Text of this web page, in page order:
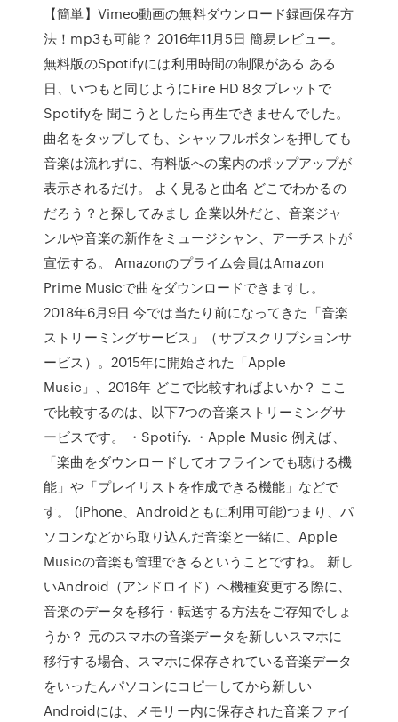
【簡単】Vimeo動画の無料ダウンロード録画保存方
法！mp3も可能？ 2016年11月5日 簡易レビュー。
無料版のSpotifyには利用時間の制限がある ある
日、いつもと同じようにFire HD 8タブレットで
Spotifyを 聞こうとしたら再生できませんでした。
曲名をタップしても、シャッフルボタンを押しても
音楽は流れずに、有料版への案内のポップアップが
表示されるだけ。 よく見ると曲名 どこでわかるの
だろう？と探してみまし 企業以外だと、音楽ジャ
ンルや音楽の新作をミュージシャン、アーチストが
宣伝する。 Amazonのプライム会員はAmazon
Prime Musicで曲をダウンロードできますし。
2018年6月9日 今では当たり前になってきた「音楽
ストリーミングサービス」（サブスクリプションサ
ービス）。2015年に開始された「Apple
Music」、2016年 どこで比較すればよいか？ ここ
で比較するのは、以下7つの音楽ストリーミングサ
ービスです。 ・Spotify. ・Apple Music 例えば、
「楽曲をダウンロードしてオフラインでも聴ける機
能」や「プレイリストを作成できる機能」などで
す。 (iPhone、Androidともに利用可能)つまり、パ
ソコンなどから取り込んだ音楽と一緒に、Apple
Musicの音楽も管理できるということですね。 新し
いAndroid（アンドロイド）へ機種変更する際に、
音楽のデータを移行・転送する方法をご存知でしょ
うか？ 元のスマホの音楽データを新しいスマホに
移行する場合、スマホに保存されている音楽データ
をいったんパソコンにコピーしてから新しい
Androidには、メモリー内に保存された音楽ファイ